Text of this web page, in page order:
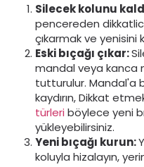
Silecek kolunu
pencereden dikkatlice
çıkarmak ve yenisini
Eski bıçağı çıkar:
mandal veya kanca
tutturulur. Mandal'a
kaydırın, Dikkat
türleri böylece yeni
yükleyebilirsiniz.
Yeni bıçağı kurun:
koluyla hizalayın,